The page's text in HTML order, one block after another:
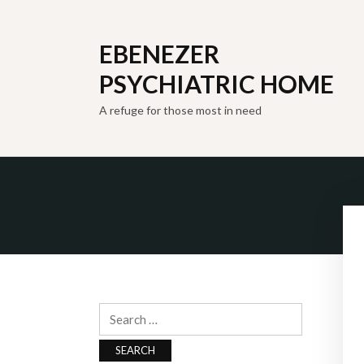
EBENEZER
PSYCHIATRIC HOME
A refuge for those most in need